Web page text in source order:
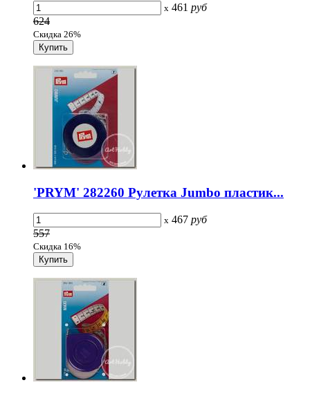
x 461 руб
624
Скидка 26%
'PRYM' 282260 Рулетка Jumbo пластик...
x 467 руб
557
Скидка 16%